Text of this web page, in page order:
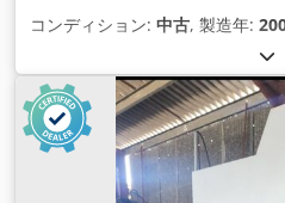
コンディション: 中古, 製造年: